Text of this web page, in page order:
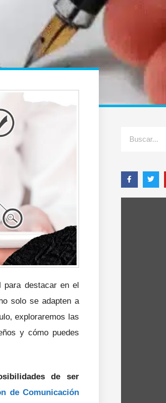
para destacar en el
solo se adapten a
exploraremos las
y cómo puedes
de ser
de Comunicación